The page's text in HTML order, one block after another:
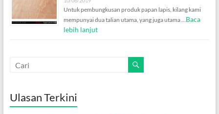
Untuk pembungkusan produk papan lapis, kilang kami
mempunyai dua talian utama, yang juga utama …Baca
lebih lanjut
Ulasan Terkini